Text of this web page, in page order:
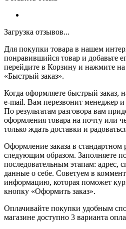
Загрузка отзывов...
Для покупки товара в нашем
понравившийся товар и добавьте
перейдите в Корзину и нажмите
«Быстрый заказ».
Когда оформляете быстрый
e-mail. Вам перезвонит менеджер и
По результатам разговора вам
оформления товара на почту или
только ждать доставки и
Оформление заказа в
следующим образом. Заполняете
последовательным этапам: адрес,
данные о себе. Советуем в
информацию, которая поможет
кнопку «Оформить заказ».
Оплачивайте покупки удобным
магазине доступно 3 варианта